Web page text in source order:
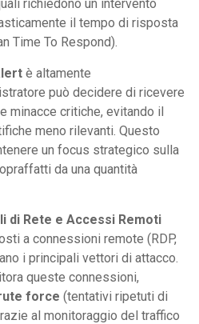
richiedono un intervento
il tempo di risposta
Time To Respond).
è altamente
può decidere di ricevere
minacce critiche, evitando il
meno rilevanti. Questo
un focus strategico sulla
da una quantità
di Rete e Accessi Remoti
a connessioni remote (RDP,
i principali vettori di attacco.
queste connessioni,
force (tentativi ripetuti di
al monitoraggio del traffico